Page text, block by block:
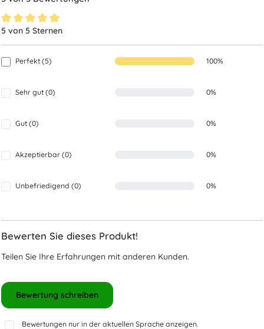
Durchschnittliche Bewertung von 5 von 5 Sternen
5 von 5 Sternen
Perfekt (5) 100%
Sehr gut (0) 0%
Gut (0) 0%
Akzeptierbar (0) 0%
Unbefriedigend (0) 0%
Bewerten Sie dieses Produkt!
Teilen Sie Ihre Erfahrungen mit anderen Kunden.
Bewertung schreiben
Bewertungen nur in der aktuellen Sprache anzeigen.